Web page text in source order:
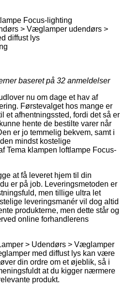
Focus-lighting
> Væglamper udendørs >
diffust lys
baseret på 32 anmeldelser
nu om dage et hav af
Førstevalget hos mange er
et afhentningssted, fordi det så er
hente de bestilte varer når
er jo temmelig bekvem, samt i
mindst kostelige
Tema klampen loftlampe Focus-
at få leveret hjem til din
er på job. Leveringsmetoden er
men tillige ultra let
leveringsmanér vil dog altid
produkterne, men dette står og
online forhandlerens
> Udendørs > Væglamper
med diffust lys kan være
din ordre om et øjeblik, så i
at du kigger nærmere
produkt.